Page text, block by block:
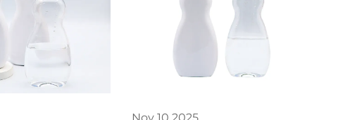
del fornitore. Ottieni subito
indicazioni per
l'approvvigionamento.